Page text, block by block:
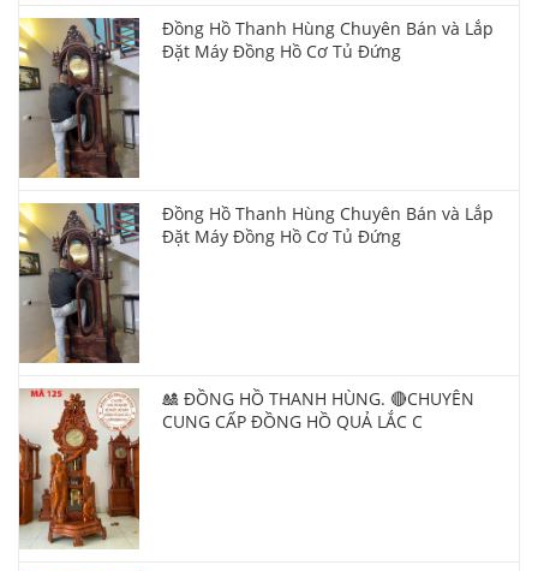
Đồng Hồ Thanh Hùng Chuyên Bán và Lắp
Đặt Máy Đồng Hồ Cơ Tủ Đứng
Đồng Hồ Thanh Hùng Chuyên Bán và Lắp
Đặt Máy Đồng Hồ Cơ Tủ Đứng
🎎 ĐỒNG HỒ THANH HÙNG. 🔴CHUYÊN
CUNG CẤP ĐỒNG HỒ QUẢ LẮC C